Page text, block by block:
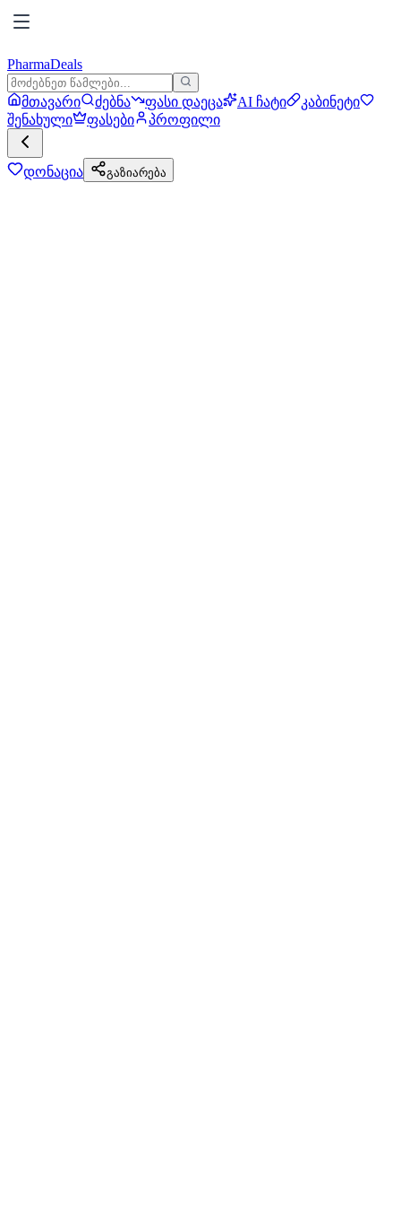
PharmaDeals
მთავარი ძებნა ფასი დაეცა AI ჩატი
კაბინეტი
შენახული
ფასები პროფილი
დონაცია გაზიარება